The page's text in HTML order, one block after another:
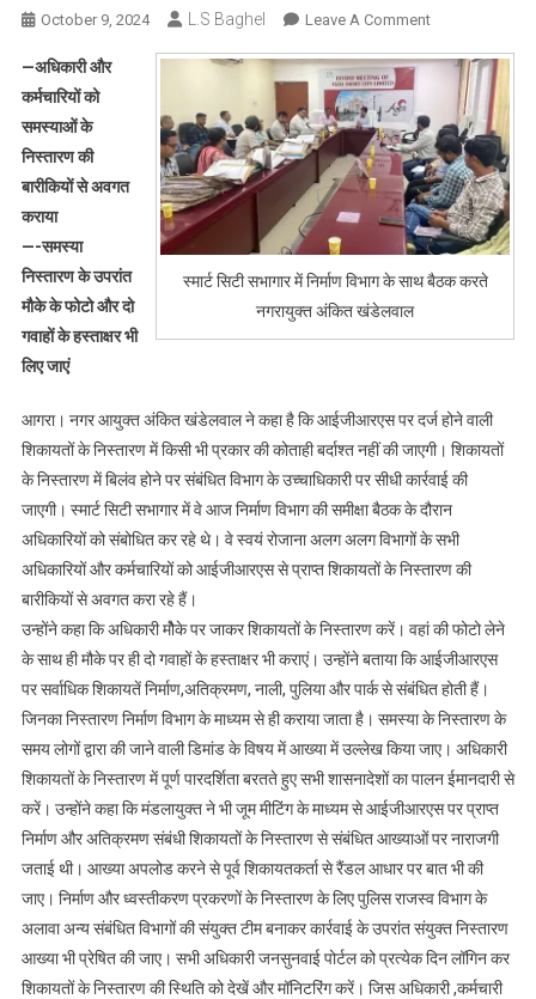
October 9, 2024 L.S Baghel Leave A CommentOn
शिकायतों
निस्तारण
में
विलंब
पर
उच्चाधिकारी
स्मार्ट सिटी सभागार में निर्माण विभाग के साथ बैठक करते
नगरायुक्त अंकित खंडेलवाल
—अधिकारी और
कर्मचारियों को
समस्याओं के
निस्तारण की
बारीकियों से अवगत
कराया
—-समस्या
निस्तारण के उपरांत
मौके के फोटो और दो
गवाहों के हस्ताक्षर भी
लिए जाएं
आगरा। नगर आयुक्त अंकित खंडेलवाल ने कहा है कि आईजीआरएस पर दर्ज होने वाली
शिकायतों के निस्तारण में किसी भी प्रकार की कोताही बर्दाश्त नहीं की जाएगी। शिकायतों
के निस्तारण में बिलंव होने पर संबंधित विभाग के उच्चाधिकारी पर सीधी कार्रवाई की
जाएगी। स्मार्ट सिटी सभागार में वे आज निर्माण विभाग की समीक्षा बैठक के दौरान
अधिकारियों को संबोधित कर रहे थे। वे स्वयं रोजाना अलग अलग विभागों के सभी
अधिकारियों और कर्मचारियों को आईजीआरएस से प्राप्त शिकायतों के निस्तारण की
बारीकियों से अवगत करा रहे हैं।
उन्होंने कहा कि अधिकारी मौेके पर जाकर शिकायतों के निस्तारण करें। वहां की फोटो लेने
के साथ ही मौके पर ही दो गवाहों के हस्ताक्षर भी कराएं। उन्होंने बताया कि आईजीआरएस
पर सर्वाधिक शिकायतें निर्माण,अतिक्रमण, नाली, पुलिया और पार्क से संबंधित होती हैं।
जिनका निस्तारण निर्माण विभाग के माध्यम से ही कराया जाता है। समस्या के निस्तारण के
समय लोगों द्वारा की जाने वाली डिमांड के विषय में आख्या में उल्लेख किया जाए। अधिकारी
शिकायतों के निस्तारण में पूर्ण पारदर्शिता बरतते हुए सभी शासनादेशों का पालन ईमानदारी से
करें। उन्होंने कहा कि मंडलायुक्त ने भी जूम मीटिंग के माध्यम से आईजीआरएस पर प्राप्त
निर्माण और अतिक्रमण संबंधी शिकायतों के निस्तारण से संबंधित आख्याओं पर नाराजगी
जताई थी। आख्या अपलोड करने से पूर्व शिकायतकर्ता से रैंडल आधार पर बात भी की
जाए। निर्माण और ध्वस्तीकरण प्रकरणों के निस्तारण के लिए पुलिस राजस्व विभाग के
अलावा अन्य संबंधित विभागों की संयुक्त टीम बनाकर कार्रवाई के उपरांत संयुक्त निस्तारण
आख्या भी प्रेषित की जाए। सभी अधिकारी जनसुनवाई पोर्टल को प्रत्येक दिन लॉगिन कर
शिकायतों के निस्तारण की स्थिति को देखें और मॉनिटरिंग करें। जिस अधिकारी ,कर्मचारी